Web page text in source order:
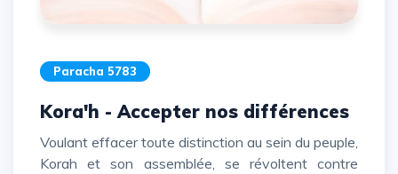
Paracha 5783
Kora'h - Accepter nos différences
Voulant effacer toute distinction au sein du peuple,
Korah et son assemblée, se révoltent contre